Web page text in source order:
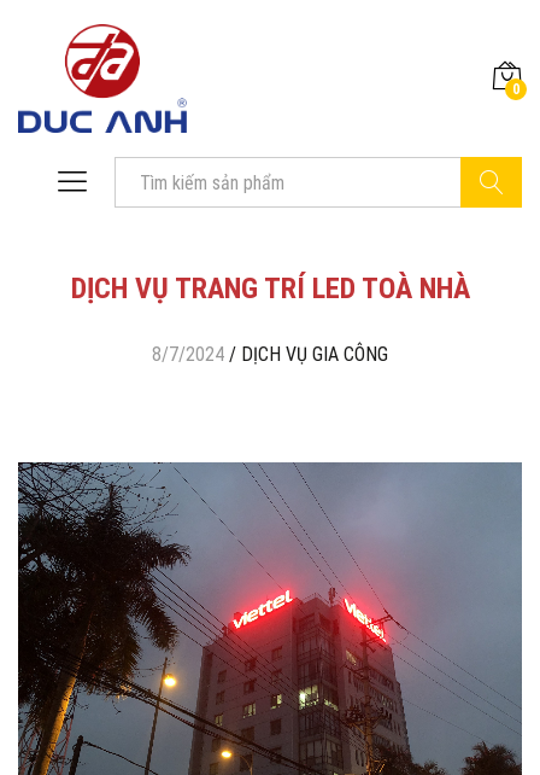
0
DỊCH VỤ TRANG TRÍ LED TOÀ NHÀ
8/7/2024 / DỊCH VỤ GIA CÔNG